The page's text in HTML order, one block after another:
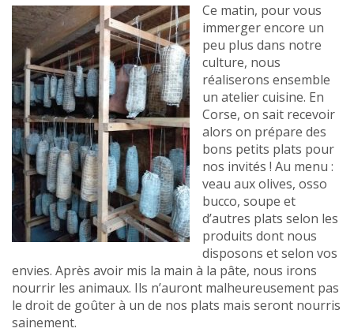
Ce matin, pour vous
immerger encore un
peu plus dans notre
culture, nous
réaliserons ensemble
un atelier cuisine. En
Corse, on sait recevoir
alors on prépare des
bons petits plats pour
nos invités ! Au menu :
veau aux olives, osso
bucco, soupe et
d’autres plats selon les
produits dont nous
disposons et selon vos
envies. Après avoir mis la main à la pâte, nous irons
nourrir les animaux. Ils n’auront malheureusement pas
le droit de goûter à un de nos plats mais seront nourris
sainement.